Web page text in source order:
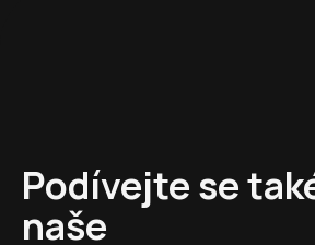
Podívejte se
naše